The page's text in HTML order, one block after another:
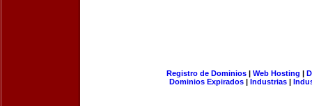
Registro de Dominios| Web Hosting |
Dominios Expirados | Industrias |